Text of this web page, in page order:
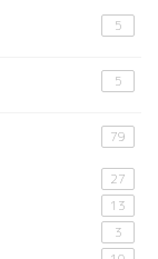
5
5
79
27
13
3